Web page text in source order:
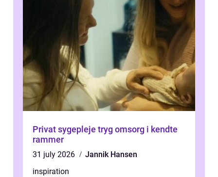
Privat sygepleje tryg omsorg i kendte
rammer
31 july 2026
Jannik Hansen
inspiration